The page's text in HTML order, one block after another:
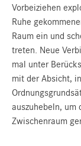
Vorbeiziehen
Ruhe
Raum ein und
treten. Neue
mal unter
mit der Absicht,
auszuhebeln, um
Zwischenraum